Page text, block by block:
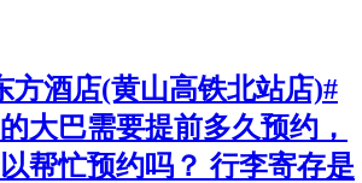
方酒店(黄山高铁北站店)#
大巴需要提前多久预约，
帮忙预约吗？ 行李寄存是